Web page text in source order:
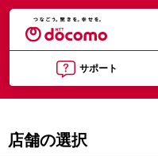
サポート
店舗の選択